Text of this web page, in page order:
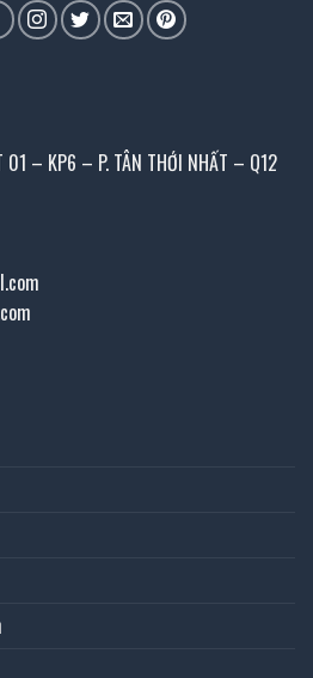
01 – KP6 – P. TÂN THỚI NHẤT – Q12